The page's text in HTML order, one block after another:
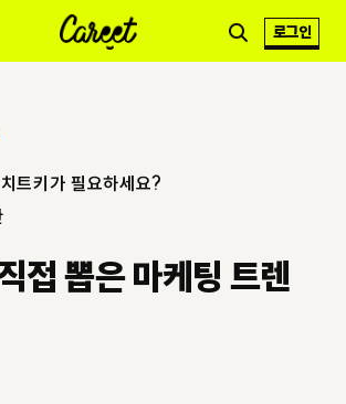
로그인
트키가 필요하세요?
접 뽑은 마케팅 트렌